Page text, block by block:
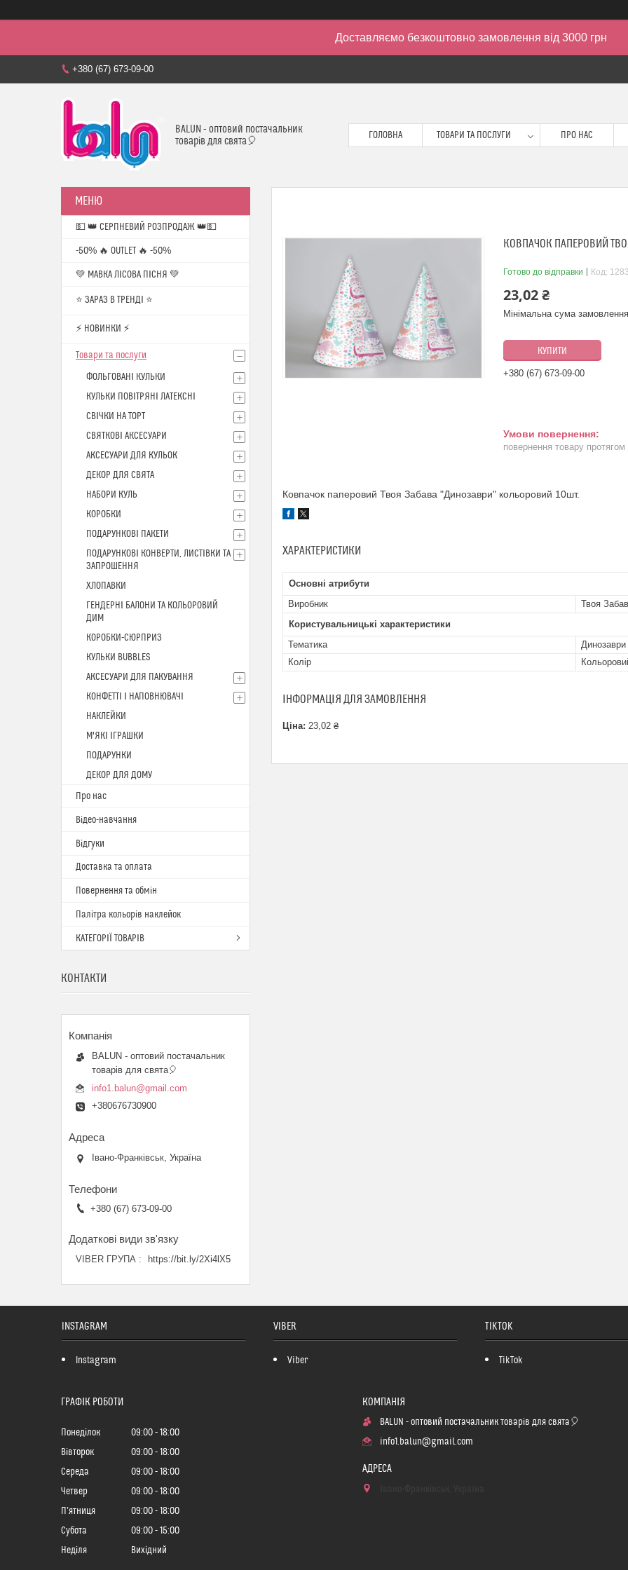
Доставляємо безкоштовно замовлення від 3000 грн
+380 (67) 673-09-00
BALUN - оптовий постачальник
товарів для свята🎈
ГОЛОВНА ТОВАРИ ТА ПОСЛУГИ ПРО НАС
КОВПАЧОК ПАПЕРОВИЙ
Готово до відправки Код:
23,02 ₴
Мінімальна сума
КУПИТИ
+380 (67) 673-09-00
повернення товару
Ковпачок паперовий Твоя Забава "Динозаври" кольоровий 10шт.
ХАРАКТЕРИСТИКИ
Основні атрибути
Виробник
Твоя
Користувальницькі характеристики
Тематика
Динозаври
Колір
ІНФОРМАЦІЯ ДЛЯ ЗАМОВЛЕННЯ
Ціна: 23,02 ₴
💵 👑 СЕРПНЕВИЙ РОЗПРОДАЖ 👑💵
-50% 🔥 OUTLET 🔥 -50%
💚 МАВКА ЛІСОВА ПІСНЯ 💚
⭐️ ЗАРАЗ В ТРЕНДІ ⭐️
⚡ НОВИНКИ ⚡
Товари та послуги
ФОЛЬГОВАНІ КУЛЬКИ
КУЛЬКИ ПОВІТРЯНІ ЛАТЕКСНІ
СВІЧКИ НА ТОРТ
СВЯТКОВІ АКСЕСУАРИ
АКСЕСУАРИ ДЛЯ КУЛЬОК
ДЕКОР ДЛЯ СВЯТА
НАБОРИ КУЛЬ
КОРОБКИ
ПОДАРУНКОВІ ПАКЕТИ
ПОДАРУНКОВІ КОНВЕРТИ, ЛИСТІВКИ ТА
ЗАПРОШЕННЯ
ХЛОПАВКИ
ГЕНДЕРНІ БАЛОНИ ТА КОЛЬОРОВИЙ
ДИМ
КОРОБКИ-СЮРПРИЗ
КУЛЬКИ BUBBLES
АКСЕСУАРИ ДЛЯ ПАКУВАННЯ
КОНФЕТТІ І НАПОВНЮВАЧІ
НАКЛЕЙКИ
М'ЯКІ ІГРАШКИ
ПОДАРУНКИ
ДЕКОР ДЛЯ ДОМУ
Про нас
Відео-навчання
Відгуки
Доставка та оплата
Повернення та обмін
Палітра кольорів наклейок
КАТЕГОРІЇ ТОВАРІВ
КОНТАКТИ
BALUN - оптовий постачальник
товарів для свята🎈
info1.balun@gmail.com
+380676730900
Івано-Франківськ, Україна
+380 (67) 673-09-00
VIBER ГРУПА https://bit.ly/2Xi4lX5
INSTAGRAM
Instagram
VIBER
Viber
TIKTOK
TikTok
ГРАФІК РОБОТИ
Понеділок 09:00
18:00
Вівторок
09:00
18:00
Середа
09:00
18:00
Четвер
09:00
18:00
Пʼятниця
09:00
18:00
Субота
09:00
15:00
Неділя
Вихідний
BALUN - оптовий постачальник товарів для свята🎈
info1.balun@gmail.com